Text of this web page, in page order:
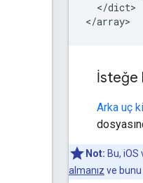
  </dict>
</array>
İsteğe
Arka uç
Not: Bu,
almanız ve